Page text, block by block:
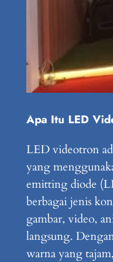
Apa Itu LED
LED videotron
yang
emitting diode
berbagai jenis
gambar, video,
langsung.
warna yang